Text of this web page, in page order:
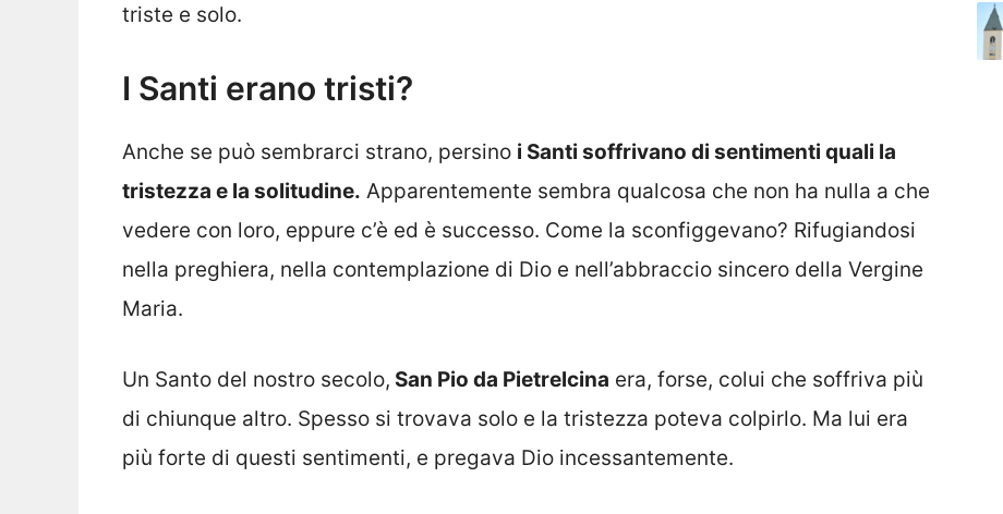
triste e solo.
I Santi erano tristi?
Anche se può sembrarci strano, persino i Santi soffrivano di sentimenti quali la
tristezza e la solitudine. Apparentemente sembra qualcosa che non ha nulla a che
vedere con loro, eppure c’è ed è successo. Come la sconfiggevano? Rifugiandosi
nella preghiera, nella contemplazione di Dio e nell’abbraccio sincero della Vergine
Maria.
Un Santo del nostro secolo, San Pio da Pietrelcina era, forse, colui che soffriva più
di chiunque altro. Spesso si trovava solo e la tristezza poteva colpirlo. Ma lui era
più forte di questi sentimenti, e pregava Dio incessantemente.